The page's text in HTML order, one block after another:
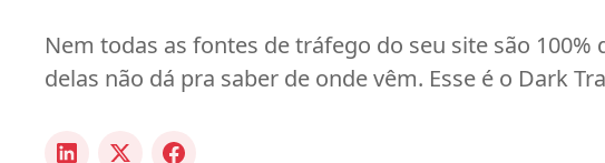
Nem todas as fontes de tráfego do seu site são
delas não dá pra saber de onde vêm. Esse é o Dark